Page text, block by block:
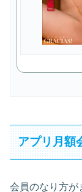
アプリ月額
会員のなり方が